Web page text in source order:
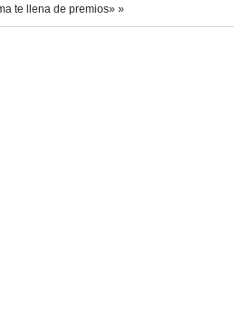
te llena de premios» »